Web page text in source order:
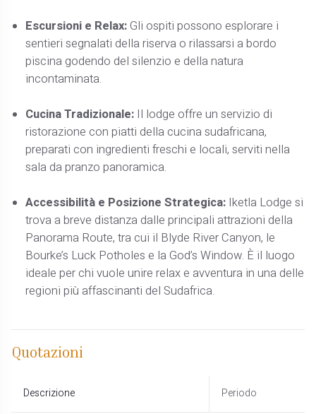
Escursioni e Relax:Gli ospiti possono esplorare i
sentieri segnalati della riserva o rilassarsi a bordo
piscina godendo del silenzio e della natura
incontaminata.
Cucina Tradizionale: Il lodge offre un servizio di
ristorazione con piatti della cucina sudafricana,
preparati con ingredienti freschi e locali, serviti nella
sala da pranzo panoramica.
Accessibilità e Posizione Strategica: Iketla Lodge si
trova a breve distanza dalle principali attrazioni della
Panorama Route, tra cui il Blyde River Canyon, le
Bourke’s Luck Potholes e la God’s Window. È il luogo
ideale per chi vuole unire relax e avventura in una delle
regioni più affascinanti del Sudafrica.
Quotazioni
Descrizione Periodo